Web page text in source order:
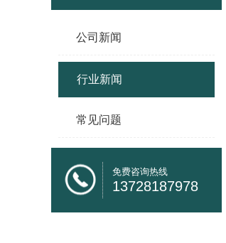
公司新闻
行业新闻
常见问题
免费咨询热线
13728187978